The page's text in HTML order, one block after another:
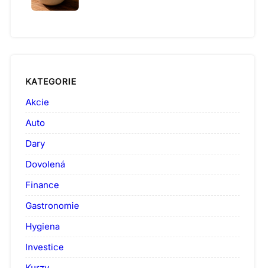
KATEGORIE
Akcie
Auto
Dary
Dovolená
Finance
Gastronomie
Hygiena
Investice